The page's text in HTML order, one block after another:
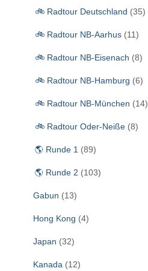
🚲 Radtour Deutschland (35)
🚲 Radtour NB-Aarhus (11)
🚲 Radtour NB-Eisenach (8)
🚲 Radtour NB-Hamburg (6)
🚲 Radtour NB-München (14)
🚲 Radtour Oder-Neiße (8)
🌎 Runde 1 (89)
🌎 Runde 2 (103)
Gabun (13)
Hong Kong (4)
Japan (32)
Kanada (12)